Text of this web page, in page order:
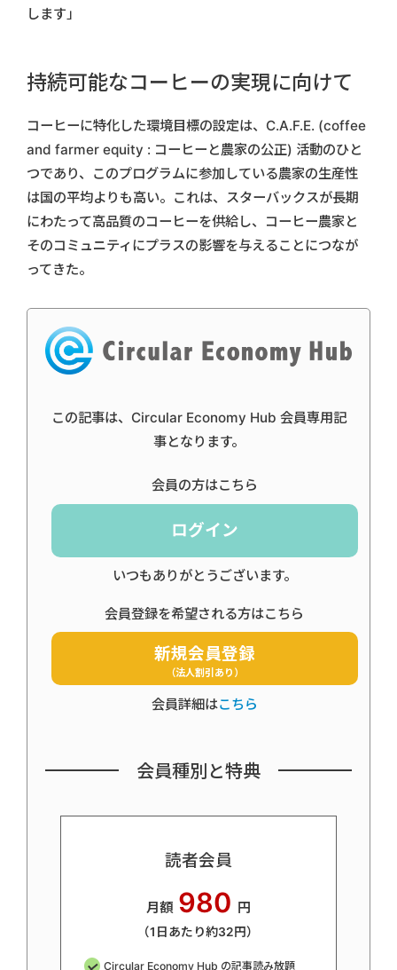
します」
持続可能なコーヒーの実現に向けて
コーヒーに特化した環境目標の設定は、C.A.F.E. (coffee
and farmer equity : コーヒーと農家の公正) 活動のひと
つであり、このプログラムに参加している農家の生産性
は国の平均よりも高い。これは、スターバックスが長期
にわたって高品質のコーヒーを供給し、コーヒー農家と
そのコミュニティにプラスの影響を与えることにつなが
ってきた。
この記事は、Circular Economy Hub 会員専用記
事となります。
会員の方はこちら
ログイン
いつもありがとうございます。
会員登録を希望される方はこちら
新規会員登録
（法人割引あり）
会員詳細はこちら
会員種別と特典
読者会員
月額 980 円
（1日あたり約32円）
Circular Economy Hub の記事読み放題